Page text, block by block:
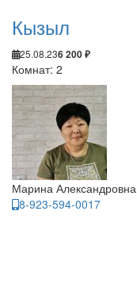
Кызыл
25.08.236 200 ₽
Комнат: 2
Марина Александровна
8-923-594-0017